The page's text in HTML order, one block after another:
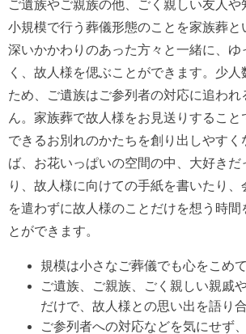
ご遺族やご親族の他、ごく親しい友人や
小規模で行う葬儀形態のことを家族葬と
深いかかわりのあった方々と一緒に、ゆ
く、故人様を偲ぶことができます。少人
ため、ご遺族はご参列者の対応に追われ
ん。家族葬で故人様をお見送りするこ
できるお別れのかたちを創り出しやすく
ば、お花いっぱいの空間の中、大好きだ
り、故人様に向けての手紙を書いたり
を遣わずに故人様のことだけを想う時間
とができます。
規模は小さなご葬儀でも心をこめ
ご遺族、ご親族、ごく親しい親戚
だけで、故人様との思い出を語り
ご参列者への対応などを気にせず